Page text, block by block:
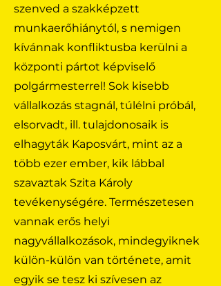
szenved a szakképzett
munkaerőhiánytól, s nemigen
kívánnak konfliktusba kerülni a
központi pártot képviselő
polgármesterrel! Sok kisebb
vállalkozás stagnál, túlélni próbál,
elsorvadt, ill. tulajdonosaik is
elhagyták Kaposvárt, mint az a
több ezer ember, kik lábbal
szavaztak Szita Károly
tevékenységére. Természetesen
vannak erős helyi
nagyvállalkozások, mindegyiknek
külön-külön van története, amit
egyik se tesz ki szívesen az